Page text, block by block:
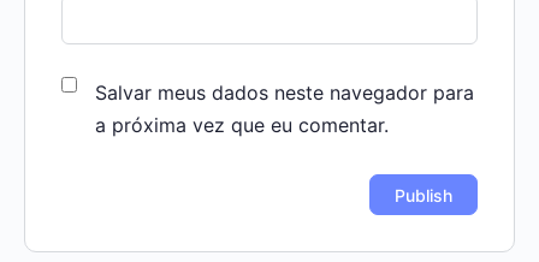
Salvar meus dados neste navegador para
a próxima vez que eu comentar.